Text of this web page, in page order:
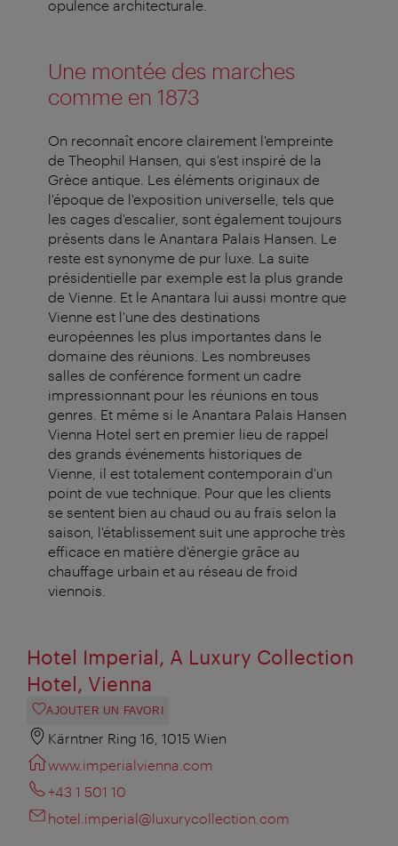
opulence architecturale.
Une montée des marches
comme en 1873
On reconnaît encore clairement l'empreinte
de Theophil Hansen, qui s'est inspiré de la
Grèce antique. Les éléments originaux de
l'époque de l'exposition universelle, tels que
les cages d'escalier, sont également toujours
présents dans le Anantara Palais Hansen. Le
reste est synonyme de pur luxe. La suite
présidentielle par exemple est la plus grande
de Vienne. Et le Anantara lui aussi montre que
Vienne est l'une des destinations
européennes les plus importantes dans le
domaine des réunions. Les nombreuses
salles de conférence forment un cadre
impressionnant pour les réunions en tous
genres. Et même si le Anantara Palais Hansen
Vienna Hotel sert en premier lieu de rappel
des grands événements historiques de
Vienne, il est totalement contemporain d'un
point de vue technique. Pour que les clients
se sentent bien au chaud ou au frais selon la
saison, l'établissement suit une approche très
efficace en matière d'énergie grâce au
chauffage urbain et au réseau de froid
viennois.
Hotel Imperial, A Luxury Collection
Hotel, Vienna
AJOUTER UN FAVORI
Kärntner Ring 16, 1015 Wien
www.imperialvienna.com
+43 1 501 10
hotel.imperial@luxurycollection.com